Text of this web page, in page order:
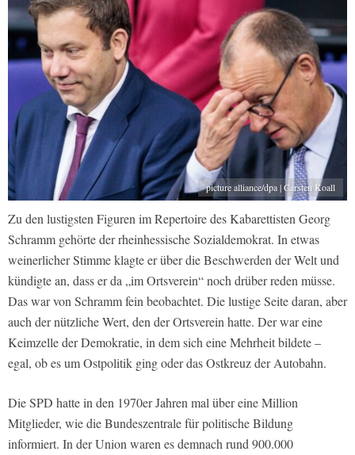
picture alliance/dpa | Carsten Koall
Zu den lustigsten Figuren im Repertoire des Kabarettisten Georg
Schramm gehörte der rheinhessische Sozialdemokrat. In etwas
weinerlicher Stimme klagte er über die Beschwerden der Welt und
kündigte an, dass er da „im Ortsverein“ noch drüber reden müsse.
Das war von Schramm fein beobachtet. Die lustige Seite daran, aber
auch der nützliche Wert, den der Ortsverein hatte. Der war eine
Keimzelle der Demokratie, in dem sich eine Mehrheit bildete –
egal, ob es um Ostpolitik ging oder das Ostkreuz der Autobahn.
Die SPD hatte in den 1970er Jahren mal über eine Million
Mitglieder, wie die Bundeszentrale für politische Bildung
informiert. In der Union waren es demnach rund 900.000